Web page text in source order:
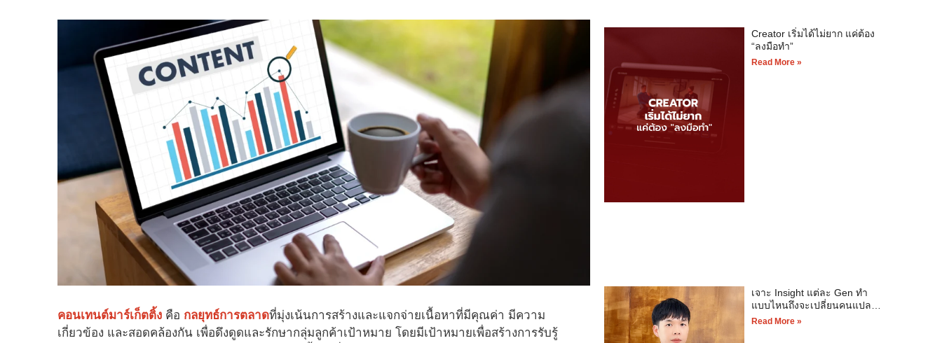
คอนเทนต์มาร์เก็ตติ้ง คือ กลยุทธ์การตลาดที่มุ่งเน้นการสร้างและแจกจ่ายเนื้อหาที่มีคุณค่า มีความ
เกี่ยวข้อง และสอดคล้องกัน เพื่อดึงดูดและรักษากลุ่มลูกค้าเป้าหมาย โดยมีเป้าหมายเพื่อสร้างการรับรู้
Creator เริ่มได้ไม่ยาก แค่ต้อง
“ลงมือทำ”
Read More »
เจาะ Insight แต่ละ Gen ทำ
แบบไหนถึงจะเปลี่ยนคนแปลก
หน้าเป็นลูกค้า
Read More »